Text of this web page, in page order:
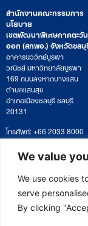
We value
We use cookies
serve
By clicking
สำนักงานคณะกรรมการ
นโยบาย
เขตพัฒนาพิเศษภาคตะวัน
ออก (สกพอ.) จังหวัดชล
อาคารนววิทย์บูรพา
วณิชย์ มหาวิทยาลัยบูรพา
169 ถนนลงหาดบางแสน
ตำบลแสนสุข
อำเภอเมืองชลบุรี ชลบุรี
20131
โทรศัพท์: +66 2033 8000
เวลาทำการ: จันทร์ – ศุกร์
09:00 – 17:00 น.
ติดตามหนังสือหรือยื่นเอกส
saraban@eeco.or.th